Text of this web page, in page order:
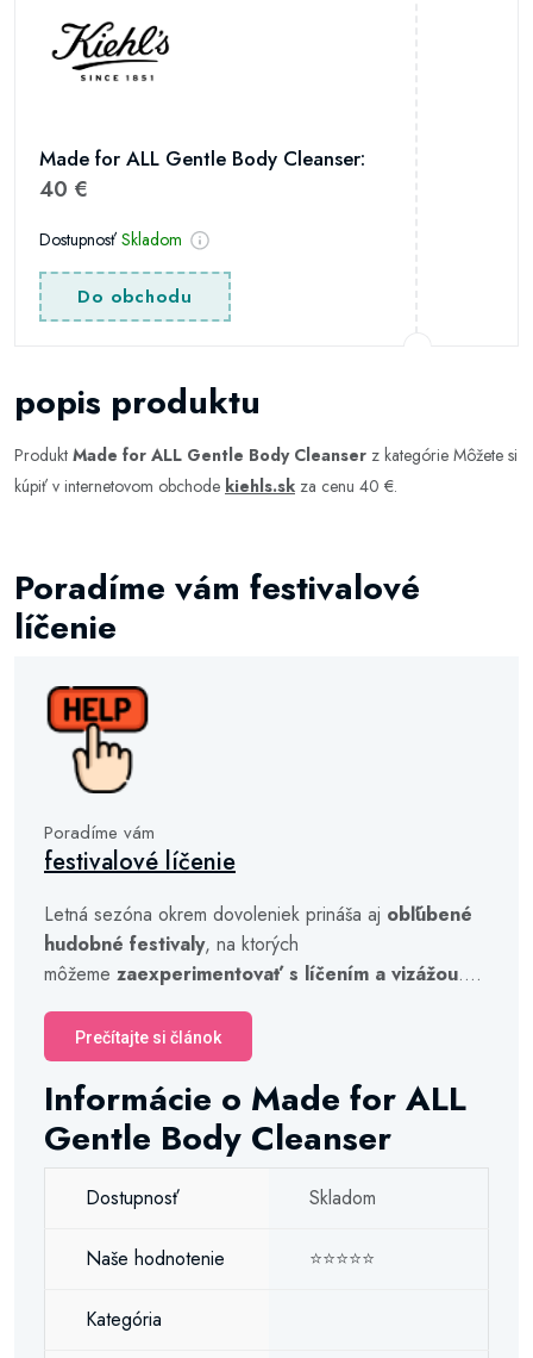
Made for ALL Gentle Body Cleanser:
40 €
Dostupnosť Skladom
Do obchodu
popis produktu
Produkt Made for ALL Gentle Body Cleanser z kategórie Môžete si
kúpiť v internetovom obchode kiehls.sk za cenu 40 €.
Poradíme vám festivalové
líčenie
Poradíme vám
festivalové líčenie
Letná sezóna okrem dovoleniek prináša aj obľúbené
hudobné festivaly, na ktorých
môžeme zaexperimentovať s líčením a vizážou....
Prečítajte si článok
Informácie o Made for ALL
Gentle Body Cleanser
Dostupnosť Skladom
Naše hodnotenie ⭐⭐⭐⭐⭐
Kategória